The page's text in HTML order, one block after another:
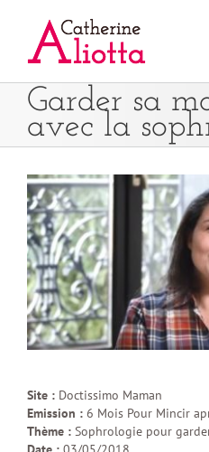
contenu
Garder sa
avec la
Site : Doctissimo Maman
Emission : 6 Mois Pour Mincir
Thème : Sophrologie pour